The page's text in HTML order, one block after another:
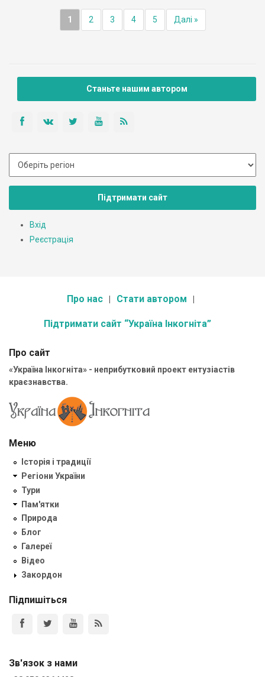
1 2 3 4 5 Далі »
Станьте нашим автором
Підтримати сайт
Вхід
Реєстрація
Про нас Стати автором
Підтримати сайт “Україна Інкогніта”
Про сайт
«Україна Інкогніта» - неприбутковий проект ентузіастів
краєзнавства.
Меню
Історія і традиції
Регіони України
Тури
Пам'ятки
Природа
Блог
Галереї
Відео
Закордон
Підпишіться
Зв'язок з нами